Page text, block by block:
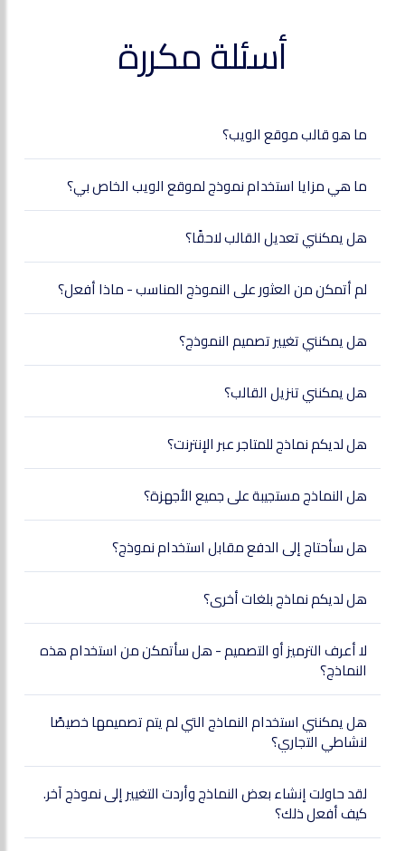
أسئلة مكررة
ما هو قالب موقع الويب؟
ما هي مزايا استخدام نموذج لموقع الويب الخاص بي؟
هل يمكنني تعديل القالب لاحقًا؟
لم أتمكن من العثور على النموذج المناسب - ماذا أفعل؟
هل يمكنني تغيير تصميم النموذج؟
هل يمكنني تنزيل القالب؟
هل لديكم نماذج للمتاجر عبر الإنترنت؟
هل النماذج مستجيبة على جميع الأجهزة؟
هل سأحتاج إلى الدفع مقابل استخدام نموذج؟
هل لديكم نماذج بلغات أخرى؟
لا أعرف الترميز أو التصميم - هل سأتمكن من استخدام هذه
النماذج؟
هل يمكنني استخدام النماذج التي لم يتم تصميمها خصيصًا
لنشاطي التجاري؟
لقد حاولت إنشاء بعض النماذج وأردت التغيير إلى نموذج آخر.
كيف أفعل ذلك؟